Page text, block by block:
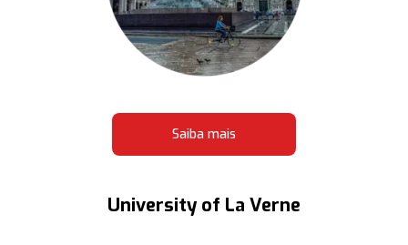
Saiba mais
University of La Verne